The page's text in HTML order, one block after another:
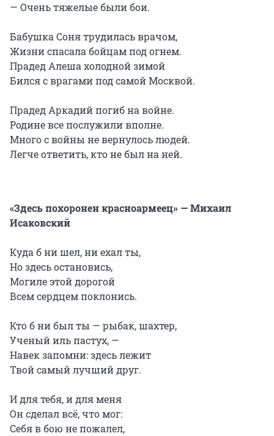
— Очень тяжелые были бои.
Бабушка Соня трудилась врачом,
Жизни спасала бойцам под огнем.
Прадед Алеша холодной зимой
Бился с врагами под самой Москвой.
Прадед Аркадий погиб на войне.
Родине все послужили вполне.
Много с войны не вернулось людей.
Легче ответить, кто не был на ней.
«Здесь похоронен красноармеец» — Михаил
Исаковский
Куда б ни шел, ни ехал ты,
Но здесь остановись,
Могиле этой дорогой
Всем сердцем поклонись.
Кто б ни был ты — рыбак, шахтер,
Ученый иль пастух, —
Навек запомни: здесь лежит
Твой самый лучший друг.
И для тебя, и для меня
Он сделал всё, что мог:
Себя в бою не пожалел,